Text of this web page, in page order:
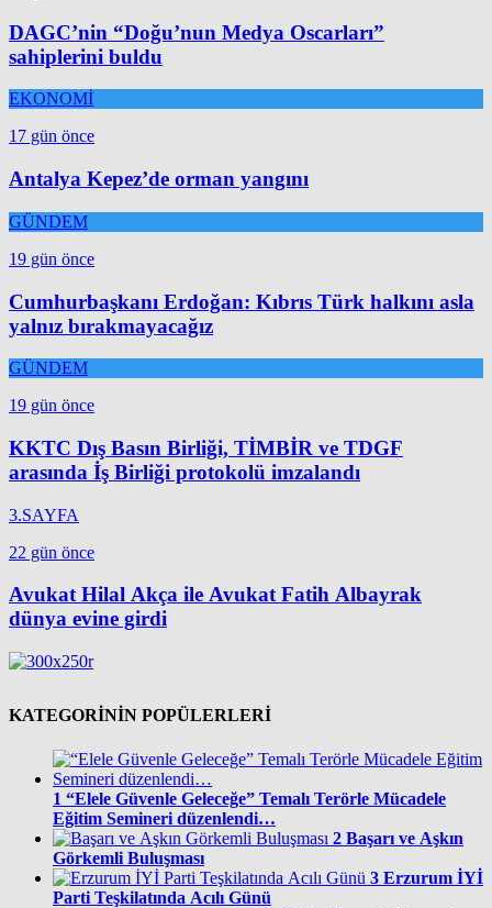
DAGC’nin “Doğu’nun Medya Oscarları”
sahiplerini buldu
EKONOMİ
17 gün önce
Antalya Kepez’de orman yangını
GÜNDEM
19 gün önce
Cumhurbaşkanı Erdoğan: Kıbrıs Türk halkını asla
yalnız bırakmayacağız
GÜNDEM
19 gün önce
KKTC Dış Basın Birliği, TİMBİR ve TDGF
arasında İş Birliği protokolü imzalandı
3.SAYFA
22 gün önce
Avukat Hilal Akça ile Avukat Fatih Albayrak
dünya evine girdi
KATEGORİNİN POPÜLERLERİ
1 “Elele Güvenle Geleceğe” Temalı Terörle Mücadele
Eğitim Semineri düzenlendi…
2 Başarı ve Aşkın
Görkemli Buluşması
3 Erzurum İYİ
Parti Teşkilatında Acılı Günü